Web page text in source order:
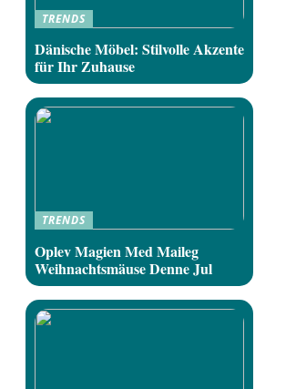
TRENDS
Dänische Möbel: Stilvolle Akzente
für Ihr Zuhause
TRENDS
Oplev Magien Med Maileg
Weihnachtsmäuse Denne Jul